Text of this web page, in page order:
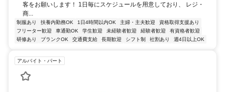
客をお願いします！ 1日毎にスケジュールを用意しており、 レジ・
商...
制服あり 扶養内勤務OK 1日4時間以内OK 主婦・主夫歓迎
資格取得支援あり
フリーター歓迎
車通勤OK 学生歓迎 未経験者歓迎 経験者歓迎
有資格者歓迎
研修あり
ブランクOK 交通費支給 長期歓迎 シフト制 社割あり 週4日以上OK
アルバイト・パート